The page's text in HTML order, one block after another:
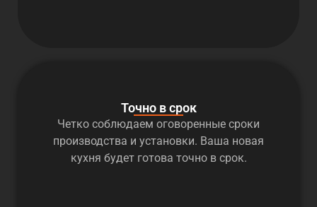
Точно в срок
Четко соблюдаем оговоренные сроки
производства и установки. Ваша новая
кухня будет готова точно в срок.